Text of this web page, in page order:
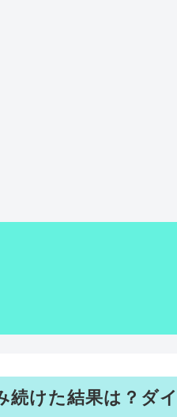
続けた結果は？ダ